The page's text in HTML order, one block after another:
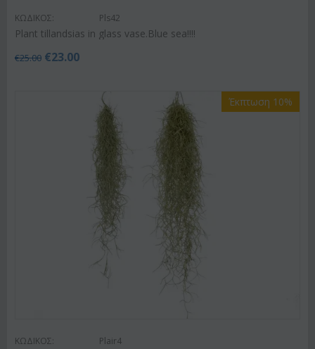
ΚΩΔΙΚΟΣ: Pls42
Plant tillandsias in glass vase.Blue sea!!!!
€25.00 €23.00
Έκπτωση 10%
ΚΩΔΙΚΟΣ: Plair4